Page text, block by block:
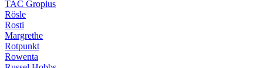
TAC Gropius
Rösle
Rosti
Margrethe
Rotpunkt
Rowenta